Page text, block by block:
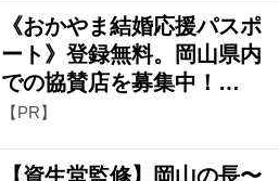
《おかやま結婚応援パスポ
ート》登録無料。岡山県内
での協賛店を募集中！…
【PR】
【資生堂監修】岡山の長〜